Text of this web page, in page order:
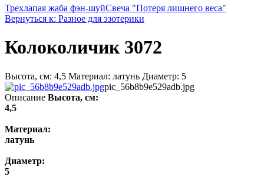
Трехлапая жаба фэн-шуйСвеча "Потеря лишнего веса"
Вернуться к: Разное для эзотерики
Колоколичик 3072
Высота, см: 4,5 Материал: латунь Диаметр: 5
pic_56b8b9e529adb.jpg
Описание Высота, см:
4,5
Материал:
латунь
Диаметр:
5